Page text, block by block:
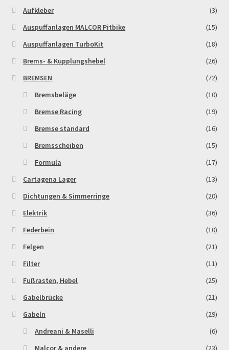
Pitbikestrecken in Spanien – eine Rundreise und die
TOPstrecken
Registration
Rennserien-Veranstalter
Shop
Support
Términos y Condiciones Generales
Warenkorb
Aufkleber
(3)
Auspuffanlagen MALCOR Pitbike
(15)
Auspuffanlagen TurboKit
(18)
Brems- & Kupplungshebel
(26)
BREMSEN
(72)
Bremsbeläge
(10)
Bremse Racing
(19)
Bremse standard
(16)
Bremsscheiben
(15)
Formula
(17)
Cartagena Lager
(13)
Dichtungen & Simmerringe
(20)
Elektrik
(36)
Federbein
(10)
Felgen
(21)
Filter
(11)
Fußrasten, Hebel
(25)
Gabelbrücke
(21)
Gabeln
(29)
Andreani & Maselli
(6)
Malcor & andere
(23)